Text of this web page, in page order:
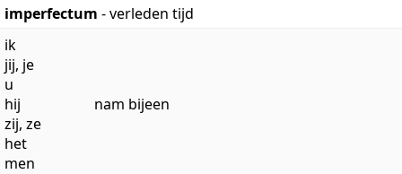
imperfectum - verleden tijd
ik
jij, je
u
hij
zij, ze
het
men
nam bijeen